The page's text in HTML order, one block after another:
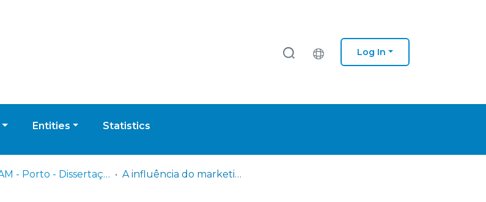
Log In
Entities Statistics
IPAM - Porto - Dissertação de Mestrado A influência do marketing experiencial na construção da notoriedade das marcas: o caso do NOS Primavera Sound